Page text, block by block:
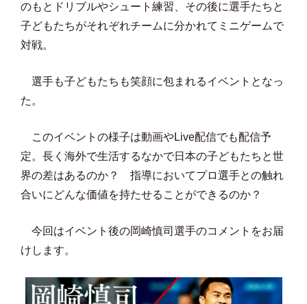
のもとドリブルやシュート練習、その後に選手たちと
子どもたちがそれぞれチームに分かれてミニゲームで
対戦。
選手も子どもたちも笑顔に包まれるイベントとなっ
た。
このイベントの様子は動画やLive配信でも配信予
定。長く海外で生活するなかで日本の子どもたちと世
界の差はあるのか？ 指導においてプロ選手との触れ
合いにどんな価値を持たせることができるのか？
今回はイベント後の岡崎慎司選手のコメントをお届
けします。